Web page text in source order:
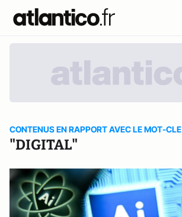
CONTENUS EN RAPPORT AVEC LE MOT-CLE
"DIGITAL"